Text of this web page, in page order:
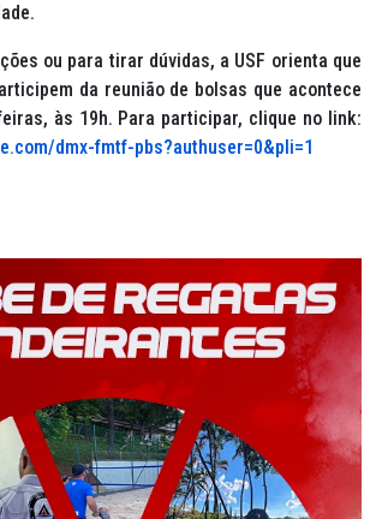
ou para tirar dúvidas, a USF orienta que
da reunião de bolsas que acontece
às 19h. Para participar, clique no link:
dmx-fmtf-pbs?authuser=0&pli=1